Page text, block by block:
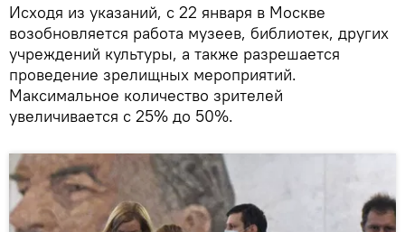
Исходя из указаний, с 22 января в Москве
возобновляется работа музеев, библиотек, других
учреждений культуры, а также разрешается
проведение зрелищных мероприятий.
Максимальное количество зрителей
увеличивается с 25% до 50%.